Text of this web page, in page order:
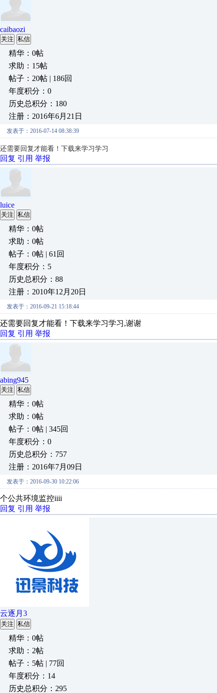
caibaozi
关注 私信
精华：0帖
求助：15帖
帖子：20帖 | 186回
年度积分：0
历史总积分：180
注册：2016年6月21日
发表于：2016-07-14 08:38:39
还需要回复才能看！下载来学习学习
回复 引用 举报
luice
关注 私信
精华：0帖
求助：0帖
帖子：0帖 | 61回
年度积分：5
历史总积分：88
注册：2010年12月20日
发表于：2016-09-21 15:18:44
还需要回复才能看！下载来学习学习,谢谢
回复 引用 举报
abing945
关注 私信
精华：0帖
求助：0帖
帖子：0帖 | 345回
年度积分：0
历史总积分：757
注册：2016年7月09日
发表于：2016-09-30 10:22:06
个公共环境监控iiii
回复 引用 举报
云逐月3
关注 私信
精华：0帖
求助：2帖
帖子：5帖 | 77回
年度积分：14
历史总积分：295